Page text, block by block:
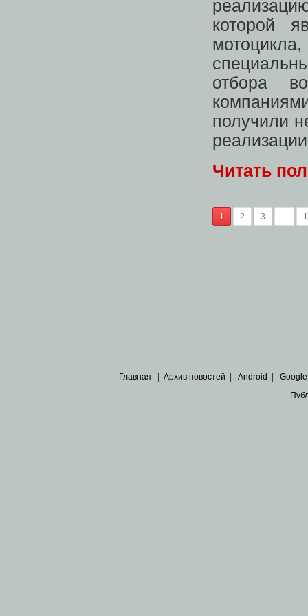
которой
мотоцикла,
отбора
получили
Читать
1 2 3
Главная Архив новостей Android Google